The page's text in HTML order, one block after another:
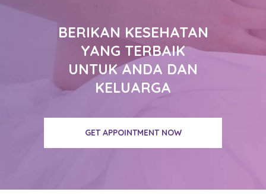
BERIKAN KESEHATAN
YANG TERBAIK
UNTUK ANDA DAN
KELUARGA
GET APPOINTMENT NOW